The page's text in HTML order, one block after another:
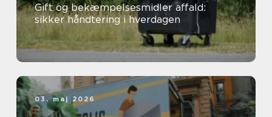
Gift og bekæmpelsesmidler affald:
sikker håndtering i hverdagen
03. maj 2026